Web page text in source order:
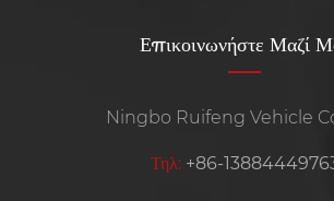
Επικοινωνήστε Μαζί
Ningbo Ruifeng Vehicle
Τηλ: +86-